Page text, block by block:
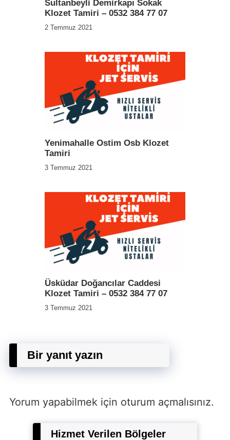
Sultanbeyli Demirkapı Sokak
Klozet Tamiri – 0532 384 77 07
2 Temmuz 2021
Yenimahalle Ostim Osb Klozet
Tamiri
3 Temmuz 2021
Üsküdar Doğancılar Caddesi
Klozet Tamiri – 0532 384 77 07
3 Temmuz 2021
Bir yanıt yazın
Yorum yapabilmek için oturum açmalısınız.
Hizmet Verilen Bölgeler